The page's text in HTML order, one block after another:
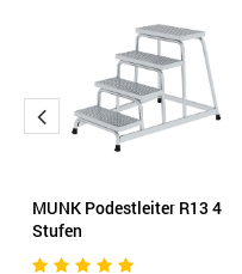
MUNK Podestleiter R13 4
Stufen